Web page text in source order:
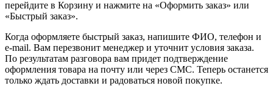
перейдите в Корзину и нажмите на «Оформить заказ» или
«Быстрый заказ».
Когда оформляете быстрый заказ, напишите ФИО, телефон и
e-mail. Вам перезвонит менеджер и уточнит условия заказа.
По результатам разговора вам придет подтверждение
оформления товара на почту или через СМС. Теперь останется
только ждать доставки и радоваться новой покупке.